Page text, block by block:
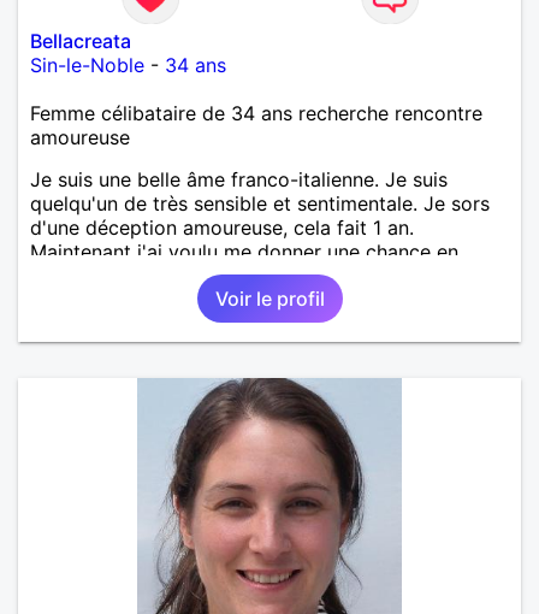
Bellacreata
Sin-le-Noble - 34 ans
Femme célibataire de 34 ans recherche rencontre
amoureuse
Je suis une belle âme franco-italienne. Je suis
quelqu'un de très sensible et sentimentale. Je sors
d'une déception amoureuse, cela fait 1 an.
Maintenant j'ai voulu me donner une chance en
amour, car j'y crois. J'adore cuisiner, la natation, le
cinéma, la randonnée, les animaux, la nature, etc.
Mon souhait est de rencontrer quelqu'un avec qui je
vais construire une belle relation sérieuse stable
Voir le profil